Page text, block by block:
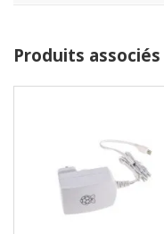
Produits associés